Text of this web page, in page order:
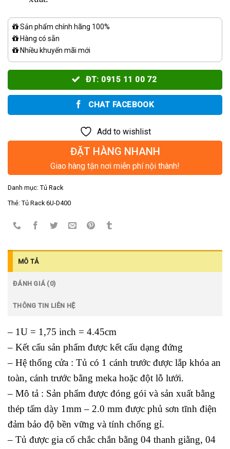
Sản phẩm chính hãng 100%
Hàng có sẵn
Nhiều khuyến mãi mới
ĐT: 0915 11 00 72
CHAT FACEBOOK
Add to wishlist
ĐẶT HÀNG NHANH
Giao hàng tận nơi miễn phí nội thành!
Danh mục: Tủ Rack
Thẻ: Tủ Rack 6U-D400
MÔ TẢ
ĐÁNH GIÁ (0)
THÔNG TIN LIÊN HỆ
– 1U = 1,75 inch = 4.45cm
– Kết cấu sản phẩm được kết cấu dạng đứng
– Hệ thống cửa : Tủ có 1 cánh trước được lắp khóa an
toàn, cánh trước bằng meka hoặc đột lỗ lưới.
– Mô tả : Sản phẩm được đóng gói và sản xuất bằng
thép tấm dày 1mm – 2.0 mm được phủ sơn tĩnh điện
đảm bảo độ bền vững và tính chống gỉ.
– Tủ được gia cố chắc chắn bằng 04 thanh giằng, 04